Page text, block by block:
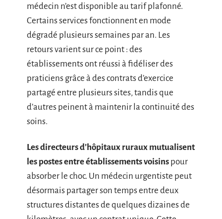
médecin n’est disponible au tarif plafonné.
Certains services fonctionnent en mode
dégradé plusieurs semaines par an. Les
retours varient sur ce point : des
établissements ont réussi à fidéliser des
praticiens grâce à des contrats d’exercice
partagé entre plusieurs sites, tandis que
d’autres peinent à maintenir la continuité des
soins.
Les directeurs d’hôpitaux ruraux mutualisent
les postes entre établissements voisins pour
absorber le choc. Un médecin urgentiste peut
désormais partager son temps entre deux
structures distantes de quelques dizaines de